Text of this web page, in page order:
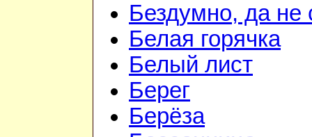
Бездумно, да не
Белая горячка
Белый лист
Берег
Берёза